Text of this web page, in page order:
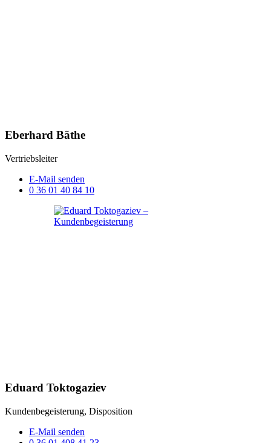
Eberhard Bäthe
Vertriebsleiter
E-Mail senden
0 36 01 40 84 10
Eduard Toktogaziev
Kundenbegeisterung, Disposition
E-Mail senden